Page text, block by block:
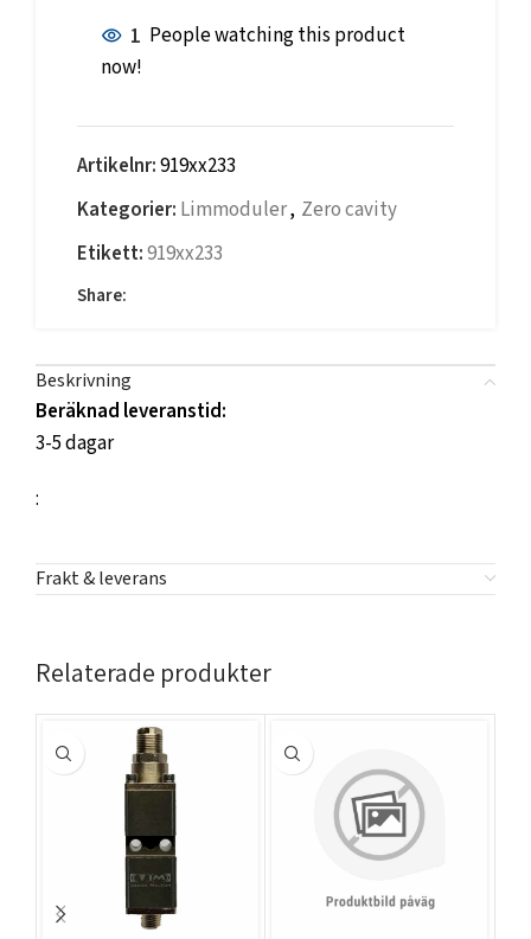
1 People watching this product
now!
Artikelnr:919xx233
Kategorier: Limmoduler, Zero cavity
Etikett:919xx233
Share:
Beskrivning
Beräknad leveranstid:
3-5 dagar
:
Frakt & leverans
Relaterade produkter